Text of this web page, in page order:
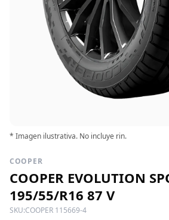
* Imagen ilustrativa. No incluye rin.
COOPER
COOPER EVOLUTION
195/55/R16 87 V
SKU:COOPER 115669-4